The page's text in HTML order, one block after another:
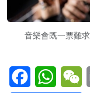
音樂會既一票難
Facebook